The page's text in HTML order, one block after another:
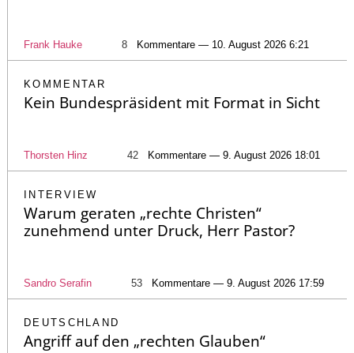
Frank Hauke 8 Kommentare — 10. August 2026 6:21
KOMMENTAR
Kein Bundespräsident mit Format in Sicht
Thorsten Hinz 42 Kommentare — 9. August 2026 18:01
INTERVIEW
Warum geraten „rechte Christen“
zunehmend unter Druck, Herr Pastor?
Sandro Serafin 53 Kommentare — 9. August 2026 17:59
DEUTSCHLAND
Angriff auf den „rechten Glauben“